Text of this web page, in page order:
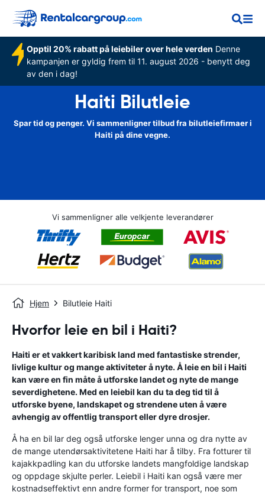
Opptil 20% rabatt på leiebiler over hele verden Denne
kampanjen er gyldig frem til 11. august 2026 - benytt deg
av den i dag!
Haiti Bilutleie
Spar tid og penger. Vi sammenligner tilbud fra bilutleiefirmaer i
Haiti på dine vegne.
Vi sammenligner alle velkjente leverandører
Hjem Bilutleie Haiti
Hvorfor leie en bil i Haiti?
Haiti er et vakkert karibisk land med fantastiske strender,
livlige kultur og mange aktiviteter å nyte. Å leie en bil i Haiti
kan være en fin måte å utforske landet og nyte de mange
severdighetene. Med en leiebil kan du ta deg tid til å
utforske byene, landskapet og strendene uten å være
avhengig av offentlig transport eller dyre drosjer.
Å ha en bil lar deg også utforske lenger unna og dra nytte av
de mange utendørsaktivitetene Haiti har å tilby. Fra fotturer til
kajakkpadling kan du utforske landets mangfoldige landskap
og oppdage skjulte perler. Leiebil i Haiti kan også være mer
kostnadseffektivt enn andre former for transport, noe som